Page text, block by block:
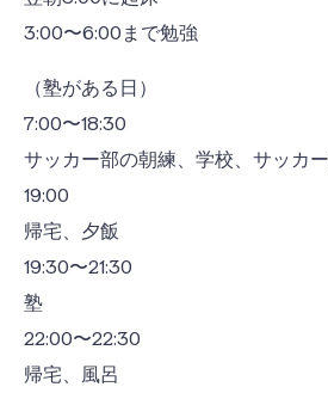
3:00〜6:00まで勉強
（塾がある日）
7:00〜18:30
サッカー部の朝練、学校、サッカ
19:00
帰宅、夕飯
19:30〜21:30
塾
22:00〜22:30
帰宅、風呂